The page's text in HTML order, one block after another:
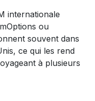
internationale
ou
souvent dans
ce qui les rend
à plusieurs